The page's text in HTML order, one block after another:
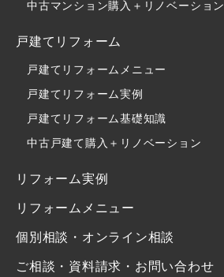
中古マンション購入＋リノベーション
戸建てリフォーム
戸建てリフォームメニュー
戸建てリフォーム実例
戸建てリフォーム基礎知識
中古戸建て購入＋リノベーション
リフォーム実例
リフォームメニュー
個別相談・オンライン相談
ご相談・資料請求・お問い合わせ